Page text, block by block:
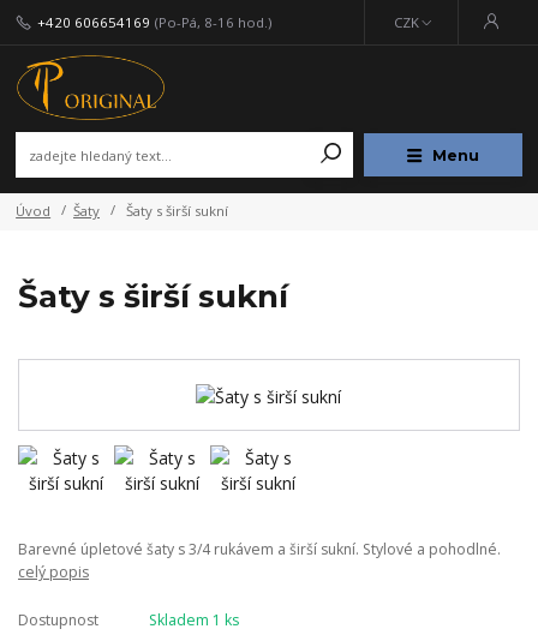
Menu
CZK
+420 606654169 (Po-Pá, 8-16 hod.)
Úvod Šaty Šaty s širší sukní
Šaty s širší sukní
Barevné úpletové šaty s 3/4 rukávem a širší sukní. Stylové a pohodlné.
celý popis
Dostupnost Skladem 1 ks